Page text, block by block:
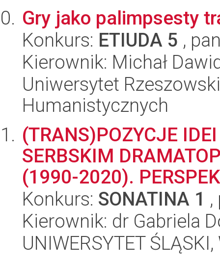
Gry jako palimpsesty
Konkurs: ETIUDA 5 ,
Kierownik: Michał
Uniwersytet
Humanistycznych
(TRANS)POZYCJE
SERBSKIM
(1990-2020).
Konkurs: SONATINA 1
Kierownik: dr Gabriela
UNIWERSYTET